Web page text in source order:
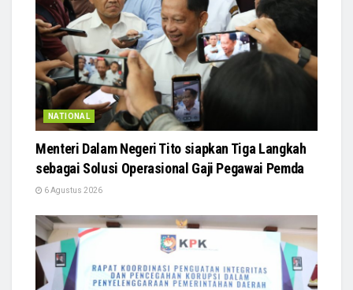
NATIONAL
Menteri Dalam Negeri Tito siapkan Tiga Langkah
sebagai Solusi Operasional Gaji Pegawai Pemda
6 Agustus 2026